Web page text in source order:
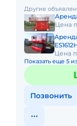
Выдвижная
Другие
Цена
Цена
Показать еще 5
Позвонить